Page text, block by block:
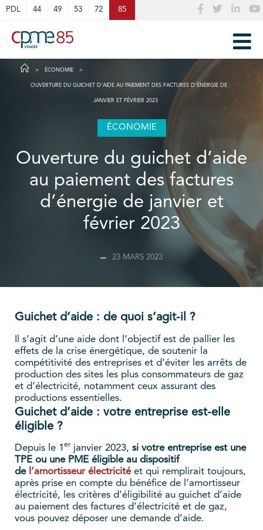
PDL 44 49 53 72 85
ÉCONOMIE
OUVERTURE DU GUICHET D’AIDE AU PAIEMENT DES FACTURES D’ÉNERGIE DE
JANVIER ET FÉVRIER 2023
ÉCONOMIE
Ouverture du guichet d’aide
au paiement des factures
d’énergie de janvier et
février 2023
23 MARS 2023
Guichet d’aide : de quoi s’agit-il ?
Il s’agit d’une aide dont l’objectif est de pallier les
effets de la crise énergétique, de soutenir la
compétitivité des entreprises et d’éviter les arrêts de
production des sites les plus consommateurs de gaz
et d’électricité, notamment ceux assurant des
productions essentielles.
Guichet d’aide : votre entreprise est-elle
éligible ?
Depuis le 1 er janvier 2023, si votre entreprise est une
TPE ou une PME éligible au dispositif
de l’amortisseur électricitéet qui remplirait toujours,
après prise en compte du bénéfice de l’amortisseur
électricité, les critères d’éligibilité au guichet d’aide
au paiement des factures d’électricité et de gaz,
vous pouvez déposer une demande d’aide.
Cookies management panel